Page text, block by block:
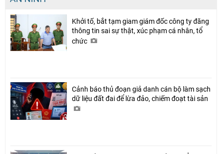
Khởi tố, bắt tạm giam giám đốc công ty đăng
thông tin sai sự thật, xúc phạm cá nhân, tổ
chức
Cảnh báo thủ đoạn giả danh cán bộ làm sạch
dữ liệu đất đai để lừa đảo, chiếm đoạt tài sản